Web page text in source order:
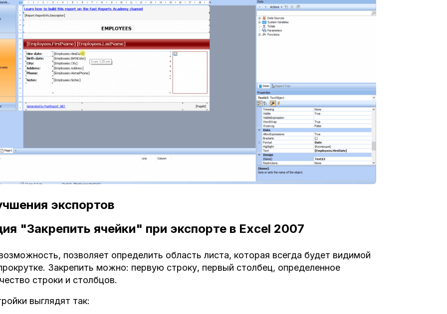
экспортов
"Закрепить ячейки" при экспорте в Excel 2007
позволяет определить область листа, которая всегда будет видимой
Закрепить можно: первую строку, первый столбец, определенное
строки и столбцов.
выглядят так: